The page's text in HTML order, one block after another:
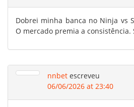
Dobrei minha banca no Ninja vs
O mercado premia a consistência.
nnbet escreveu
06/06/2026 at 23:40